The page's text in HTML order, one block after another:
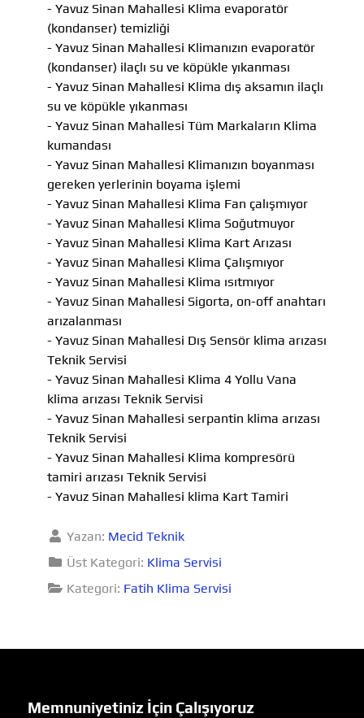
- Yavuz Sinan Mahallesi Klima evaporatör
(kondanser) temizliği
- Yavuz Sinan Mahallesi Klimanızın evaporatör
(kondanser) ilaçlı su ve köpükle yıkanması
- Yavuz Sinan Mahallesi Klima dış aksamın ilaçlı
su ve köpükle yıkanması
- Yavuz Sinan Mahallesi Tüm Markaların Klima
kumandası
- Yavuz Sinan Mahallesi Klimanızın boyanması
gereken yerlerinin boyama işlemi
- Yavuz Sinan Mahallesi Klima Fan çalışmıyor
- Yavuz Sinan Mahallesi Klima Soğutmuyor
- Yavuz Sinan Mahallesi Klima Kart Arızası
- Yavuz Sinan Mahallesi Klima Çalışmıyor
- Yavuz Sinan Mahallesi Klima ısıtmıyor
- Yavuz Sinan Mahallesi Sigorta, on-off anahtarı
arızalanması
- Yavuz Sinan Mahallesi Dış Sensör klima arızası
Teknik Servisi
- Yavuz Sinan Mahallesi Klima 4 Yollu Vana
klima arızası Teknik Servisi
- Yavuz Sinan Mahallesi serpantin klima arızası
Teknik Servisi
- Yavuz Sinan Mahallesi Klima kompresörü
tamiri arızası Teknik Servisi
- Yavuz Sinan Mahallesi klima Kart Tamiri
Yazan: Mecid Teknik
Üst Kategori: Klima Servisi
Kategori: Fatih Klima Servisi
Memnuniyetiniz İçin Çalışıyoruz